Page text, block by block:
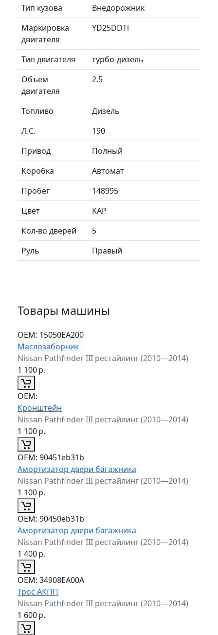
Тип кузова
Внедорожник
Маркировка
двигателя
YD25DDTi
Тип двигателя
турбо-дизель
Объем
двигателя
2.5
Топливо
Дизель
Л.C.
190
Привод
Полный
Коробка
Автомат
Пробег
148995
Цвет
KAP
Кол-во дверей
5
Руль
Правый
Товары машины
ОЕМ: 15050EA200
Маслозаборник
Nissan Pathfinder III рестайлинг (2010—2014)
1 100р.
ОЕМ:
Кронштейн
Nissan Pathfinder III рестайлинг (2010—2014)
1 100р.
ОЕМ: 90451eb31b
Амортизатор двери багажника
Nissan Pathfinder III рестайлинг (2010—2014)
1 100р.
ОЕМ: 90450eb31b
Амортизатор двери багажника
Nissan Pathfinder III рестайлинг (2010—2014)
1 400р.
ОЕМ: 34908EA00A
Трос АКПП
Nissan Pathfinder III рестайлинг (2010—2014)
1 600р.